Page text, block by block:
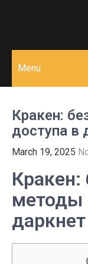
Menu
Кракен:
доступа в
March 19, 2025
Кракен:
методы